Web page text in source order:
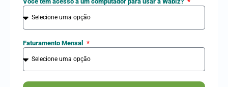
Faturamento Mensal